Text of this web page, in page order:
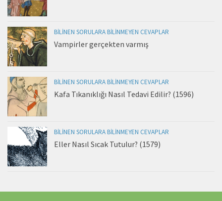
BILINEN SORULARA BILINMEYEN CEVAPLAR
Vampirler gerçekten varmış
BILINEN SORULARA BILINMEYEN CEVAPLAR
Kafa Tıkanıklığı Nasıl Tedavi Edilir? (1596)
BILINEN SORULARA BILINMEYEN CEVAPLAR
Eller Nasıl Sıcak Tutulur? (1579)